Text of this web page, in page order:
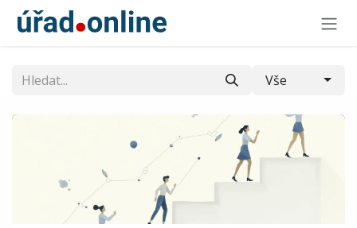
Skip to Content
Vše